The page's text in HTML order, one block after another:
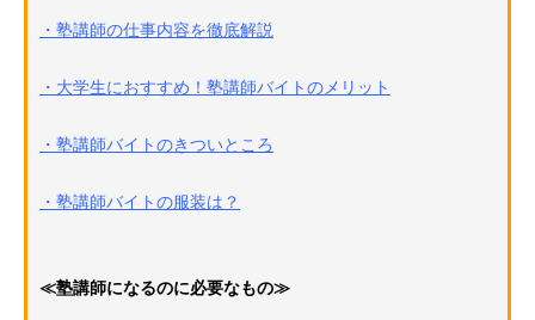
・塾講師の仕事内容を徹底解説
・大学生におすすめ！塾講師バイトのメリット
・塾講師バイトのきついところ
・塾講師バイトの服装は？
≪塾講師になるのに必要なもの≫